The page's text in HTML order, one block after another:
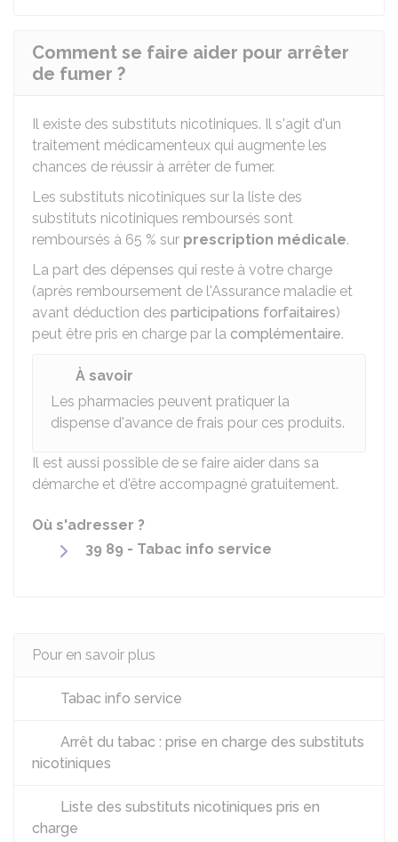
Comment se faire aider pour arrêter
de fumer ?
Il existe des substituts nicotiniques. Il s'agit d'un
traitement médicamenteux qui augmente les
chances de réussir à arrêter de fumer.
Les substituts nicotiniques sur la liste des
substituts nicotiniques remboursés sont
remboursés à 65 % sur prescription médicale.
La part des dépenses qui reste à votre charge
(après remboursement de l'Assurance maladie et
avant déduction des participations forfaitaires)
peut être pris en charge par la complémentaire.
À savoir
Les pharmacies peuvent pratiquer la
dispense d'avance de frais pour ces produits.
Il est aussi possible de se faire aider dans sa
démarche et d'être accompagné gratuitement.
Où s'adresser ?
39 89 - Tabac info service
Pour en savoir plus
Tabac info service
Arrêt du tabac : prise en charge des substituts
nicotiniques
Liste des substituts nicotiniques pris en
charge